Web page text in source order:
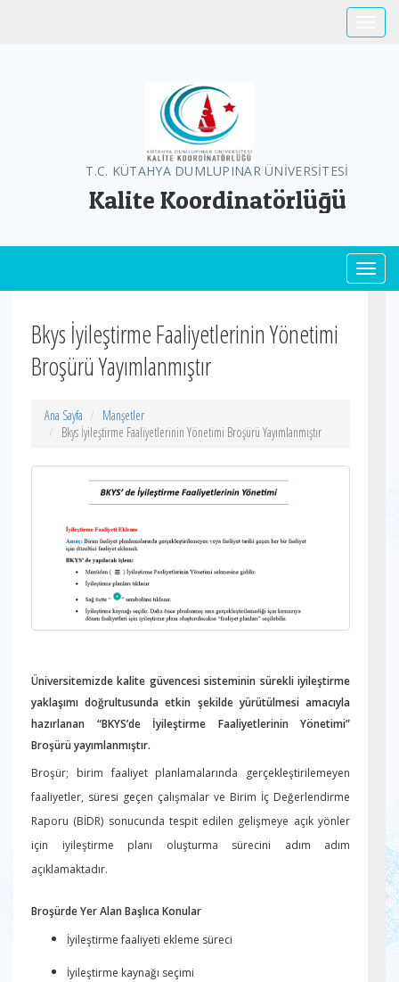
T.C. KÜTAHYA DUMLUPINAR ÜNİVERSİTESİ
Kalite Koordinatörlüğü
Bkys İyileştirme Faaliyetlerinin Yönetimi
Broşürü Yayımlanmıştır
Ana Sayfa
Manşetler
Bkys İyileştirme Faaliyetlerinin Yönetimi Broşürü Yayımlanmıştır
Üniversitemizde kalite güvencesi sisteminin sürekli iyileştirme
yaklaşımı doğrultusunda etkin şekilde yürütülmesi amacıyla
hazırlanan “BKYS’de İyileştirme Faaliyetlerinin Yönetimi”
Broşürü yayımlanmıştır.
Broşür; birim faaliyet planlamalarında gerçekleştirilemeyen
faaliyetler, süresi geçen çalışmalar ve Birim İç Değerlendirme
Raporu (BİDR) sonucunda tespit edilen gelişmeye açık yönler
için iyileştirme planı oluşturma sürecini adım adım
açıklamaktadır.
Broşürde Yer Alan Başlıca Konular
İyileştirme faaliyeti ekleme süreci
İyileştirme kaynağı seçimi